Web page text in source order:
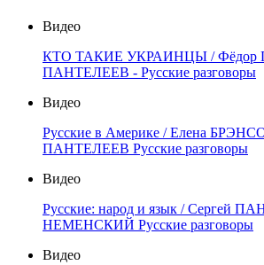
Видео
КТО ТАКИЕ УКРАИНЦЫ / Фёдор
ПАНТЕЛЕЕВ - Русские разговоры
Видео
Русские в Америке / Елена
ПАНТЕЛЕЕВ Русские разговоры
Видео
Русские: народ и язык / Сергей
НЕМЕНСКИЙ Русские разговоры
Видео